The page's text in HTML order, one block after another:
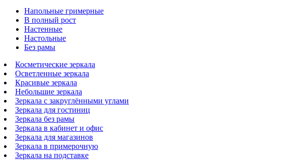
Напольные гримерные
В полный рост
Настенные
Настольные
Без рамы
Косметические зеркала
Осветленные зеркала
Красивые зеркала
Небольшие зеркала
Зеркала с закруглёнными углами
Зеркала для гостиниц
Зеркала без рамы
Зеркала в кабинет и офис
Зеркала для магазинов
Зеркала в примерочную
Зеркала на подставке